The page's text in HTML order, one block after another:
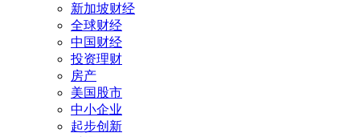
新加坡财经
全球财经
中国财经
投资理财
房产
美国股市
中小企业
起步创新